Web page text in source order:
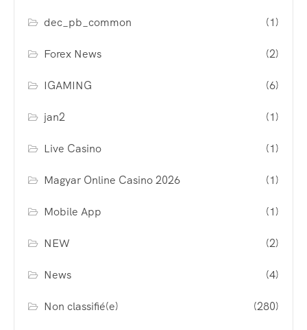
dec_pb_common (1)
Forex News (2)
IGAMING (6)
jan2 (1)
Live Casino (1)
Magyar Online Casino 2026 (1)
Mobile App (1)
NEW (2)
News (4)
Non classifié(e) (280)